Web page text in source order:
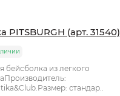
PITSBURGH (арт. 31540)
бейсболка из легкого
стандар..